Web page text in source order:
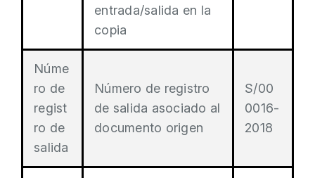
entrada/salida en la
copia
Núme
ro de
regist
ro de
salida
Número de registro
de salida asociado al
documento origen
S/00
0016-
2018